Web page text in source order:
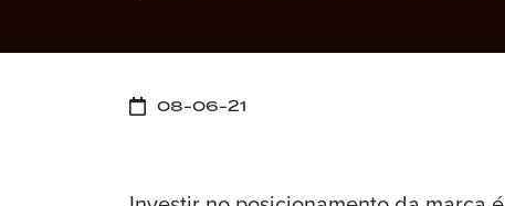
08-06-21